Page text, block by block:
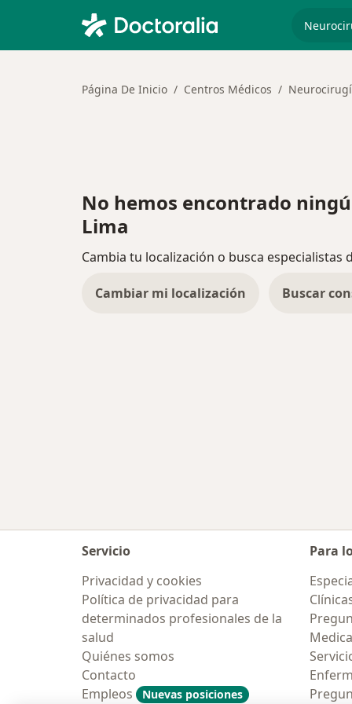
Página De Inicio Centros Médicos
No hemos encontrado
Lima
Cambia tu localización o busca
Cambiar mi localización Buscar
Servicio
Privacidad y cookies
Política de privacidad para
determinados profesionales de la
salud
Quiénes somos
Contacto
Empleos
Nuevas posiciones
Para